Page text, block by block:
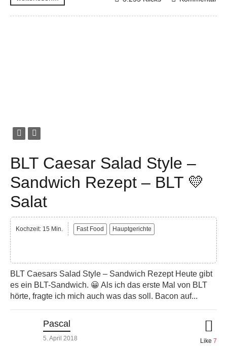
BLT Caesar Salad Style –
Sandwich Rezept – BLT 💛
Salat
Kochzeit: 15 Min. Fast Food Hauptgerichte
BLT Caesars Salad Style – Sandwich Rezept Heute gibt
es ein BLT-Sandwich. 😀 Als ich das erste Mal von BLT
hörte, fragte ich mich auch was das soll. Bacon auf...
Pascal
5. April 2018 Like 7